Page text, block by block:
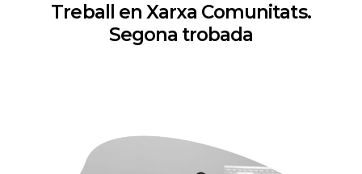
Treball en Xarxa Comunitats.
Segona trobada